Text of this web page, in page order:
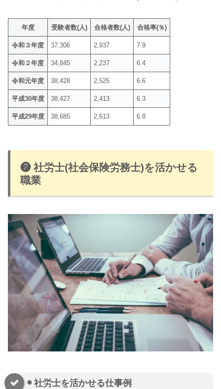
年度 受験者数(人) 合格者数(人) 合格率(％)
令和３年度 37,306 2,937 7.9
令和２年度 34,845 2,237 6.4
令和元年度 38,428 2,525 6.6
平成30年度 38,427 2,413 6.3
平成29年度 38,685 2,613 6.8
❷ 社労士(社会保険労務士)を活かせる
職業
◉ 社労士を活かせる仕事例